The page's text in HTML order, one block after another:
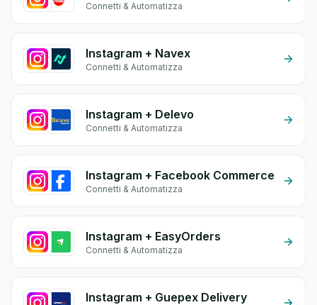
Connetti & Automatizza
Instagram + Navex
Connetti & Automatizza
Instagram + Delevo
Connetti & Automatizza
Instagram + Facebook Commerce
Connetti & Automatizza
Instagram + EasyOrders
Connetti & Automatizza
Instagram + Guepex Delivery